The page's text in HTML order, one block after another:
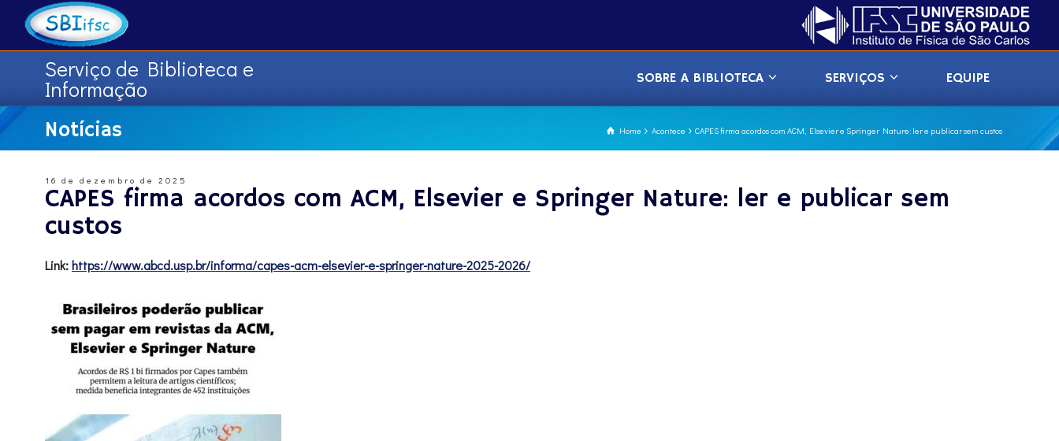
Serviço de Biblioteca e
Informação SOBRE A BIBLIOTECA SERVIÇOS EQUIPE
Home Acontece CAPES firma acordos com ACM, Elsevier e Springer Nature: ler e publicar sem custos
Notícias
16 de dezembro de 2025
CAPES firma acordos com ACM, Elsevier e Springer Nature: ler e publicar sem
custos
Link:https://www.abcd.usp.br/informa/capes-acm-elsevier-e-springer-nature-2025-2026/